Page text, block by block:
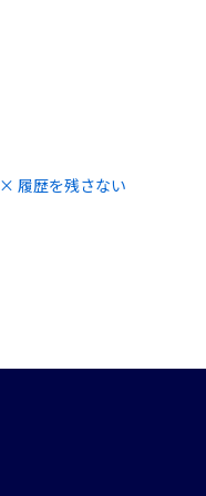
× 履歴を残さない